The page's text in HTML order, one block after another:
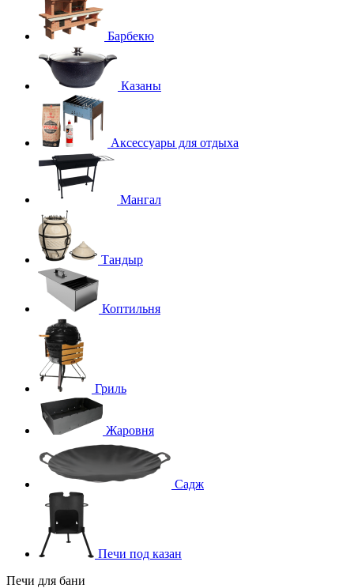
Барбекю
Казаны
Аксессуары для отдыха
Мангал
Тандыр
Коптильня
Гриль
Жаровня
Садж
Печи под казан
Печи для бани